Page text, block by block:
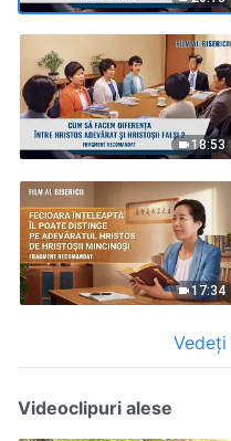
18:53
17:34
Videoclipuri alese